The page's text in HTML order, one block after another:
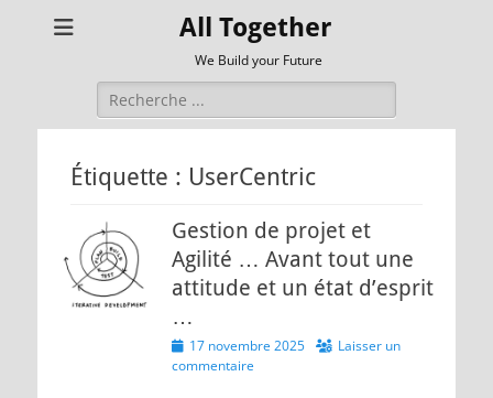
All Together
We Build your Future
Rechercher :
Étiquette : UserCentric
Gestion de projet et
Agilité … Avant tout une
attitude et un état d’esprit
…
Posted
on
17 novembre 2025
Laisser un
commentaire